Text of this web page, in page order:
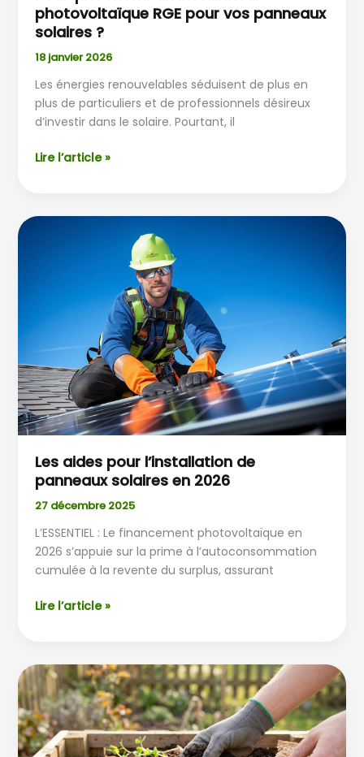
photovoltaïque RGE pour vos panneaux
solaires ?
18 janvier 2026
Les énergies renouvelables séduisent de plus en
plus de particuliers et de professionnels désireux
d’investir dans le solaire. Pourtant, il
Lire l’article »
Les aides pour l’installation de
panneaux solaires en 2026
27 décembre 2025
L’ESSENTIEL : Le financement photovoltaïque en
2026 s’appuie sur la prime à l’autoconsommation
cumulée à la revente du surplus, assurant
panneaux
en
2026
Lire l’article »
Composter
le
pain
sans
risque